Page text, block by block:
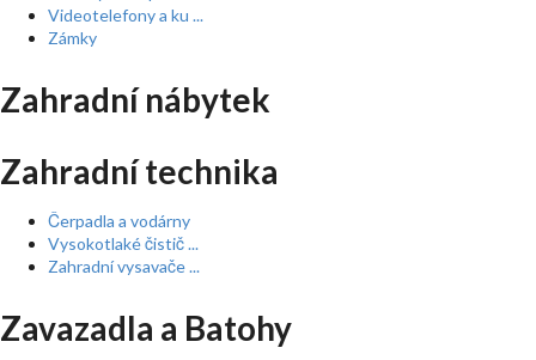
Videotelefony a ku ...
Zámky
Zahradní nábytek
Zahradní technika
Čerpadla a vodárny
Vysokotlaké čistič ...
Zahradní vysavače ...
Zavazadla a Batohy